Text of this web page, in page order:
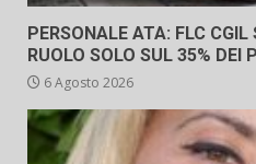
PERSONALE ATA: FLC
RUOLO SOLO SUL 35% DEI
6 Agosto 2026